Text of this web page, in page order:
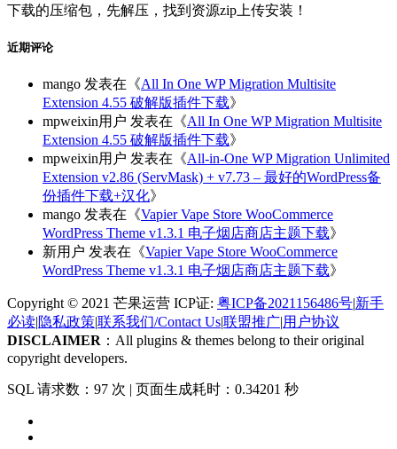
下载的压缩包，先解压，找到资源zip上传安装！
近期评论
mango 发表在《All In One WP Migration Multisite
Extension 4.55 破解版插件下载》
mpweixin用户 发表在《All In One WP Migration Multisite
Extension 4.55 破解版插件下载》
mpweixin用户 发表在《All-in-One WP Migration Unlimited
Extension v2.86 (ServMask) + v7.73 – 最好的WordPress备
份插件下载+汉化》
mango 发表在《Vapier Vape Store WooCommerce
WordPress Theme v1.3.1 电子烟店商店主题下载》
新用户 发表在《Vapier Vape Store WooCommerce
WordPress Theme v1.3.1 电子烟店商店主题下载》
Copyright © 2021 芒果运营 ICP证: 粤ICP备2021156486号|新手
必读|隐私政策|联系我们/Contact Us|联盟推广|用户协议
DISCLAIMER ：All plugins & themes belong to their original
copyright developers.
SQL 请求数：97 次 | 页面生成耗时：0.34201 秒